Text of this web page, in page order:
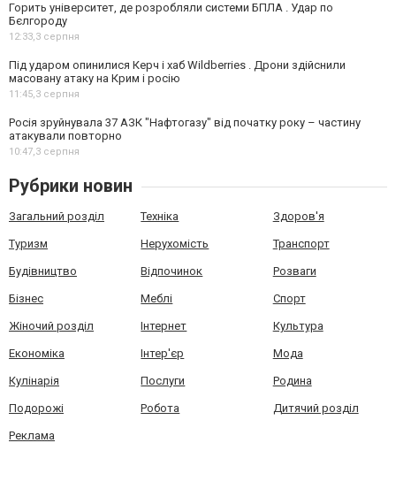
Горить університет, де розробляли системи БПЛА . Удар по
Бєлгороду
12:33,3 серпня
Під ударом опинилися Керч і хаб Wildberries . Дрони здійснили
масовану атаку на Крим і росію
11:45,3 серпня
Росія зруйнувала 37 АЗК "Нафтогазу" від початку року – частину
атакували повторно
10:47,3 серпня
Рубрики новин
Загальний розділ Техніка Здоров'я
Туризм Нерухомість Транспорт
Будівництво Відпочинок Розваги
Бізнес Меблі Спорт
Жіночий розділ Інтернет Культура
Економіка Інтер'єр Мода
Кулінарія Послуги Родина
Подорожі Робота Дитячий розділ
Реклама